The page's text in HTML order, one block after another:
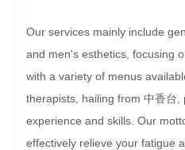
Our services mainly include
and men's esthetics, focusing
with a variety of menus
therapists, hailing from 中香台,
experience and skills. Our
effectively relieve your fatigue